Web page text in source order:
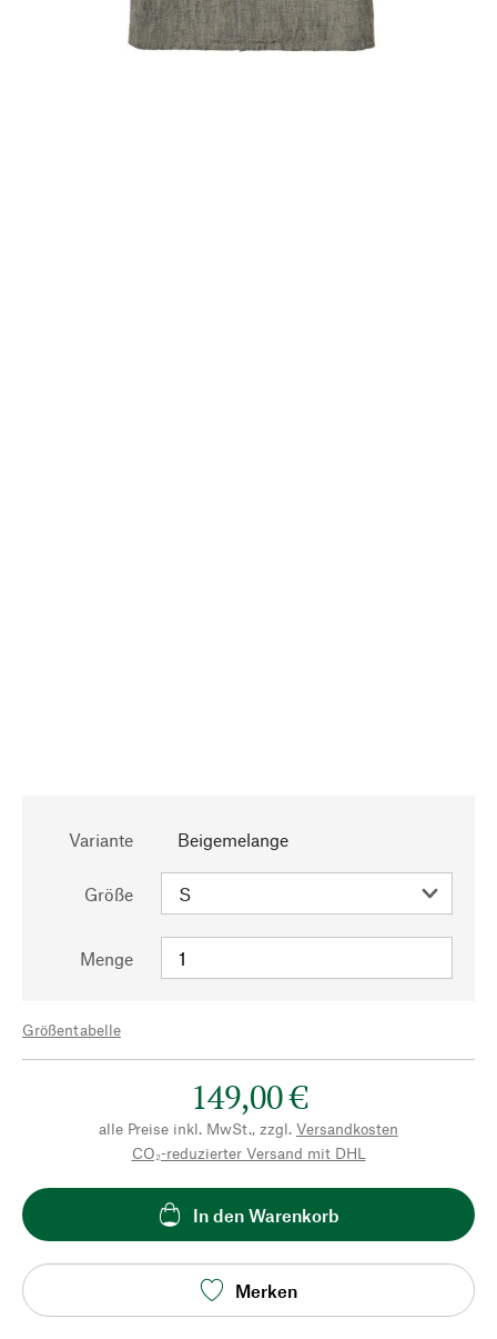
Variante Beigemelange
Größe
Menge
Größentabelle
149,00 €
alle Preise inkl. MwSt., zzgl. Versandkosten
CO₂-reduzierter Versand mit DHL
In den Warenkorb
Merken